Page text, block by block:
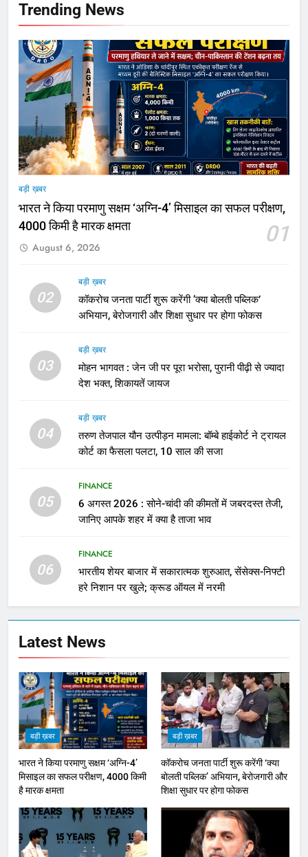
Trending News
बड़ी ख़बर
भारत ने किया परमाणु सक्षम ‘अग्नि-4’ मिसाइल का सफल परीक्षण,
4000 किमी है मारक क्षमता
01
August 6, 2026
02
बड़ी ख़बर
कॉकरोच जनता पार्टी शुरू करेंगी ‘क्या बोलती पब्लिक’
अभियान, बेरोजगारी और शिक्षा सुधार पर होगा फोकस
03
बड़ी ख़बर
मोहन भागवत : जेन जी पर पूरा भरोसा, पुरानी पीढ़ी से ज्यादा
देश भक्त, शिकायतें जायज
04
बड़ी ख़बर
तरुण तेजपाल यौन उत्पीड़न मामला: बॉम्बे हाईकोर्ट ने ट्रायल
कोर्ट का फैसला पलटा, 10 साल की सजा
05
FINANCE
6 अगस्त 2026 : सोने-चांदी की कीमतों में जबरदस्त तेजी,
जानिए आपके शहर में क्या है ताजा भाव
06
FINANCE
भारतीय शेयर बाजार में सकारात्मक शुरुआत, सेंसेक्स-निफ्टी
हरे निशान पर खुले; क्रूड ऑयल में नरमी
Latest News
बड़ी ख़बर
भारत ने किया परमाणु सक्षम ‘अग्नि-4’
मिसाइल का सफल परीक्षण, 4000 किमी
है मारक क्षमता
बड़ी ख़बर
कॉकरोच जनता पार्टी शुरू करेंगी ‘क्या
बोलती पब्लिक’ अभियान, बेरोजगारी और
शिक्षा सुधार पर होगा फोकस